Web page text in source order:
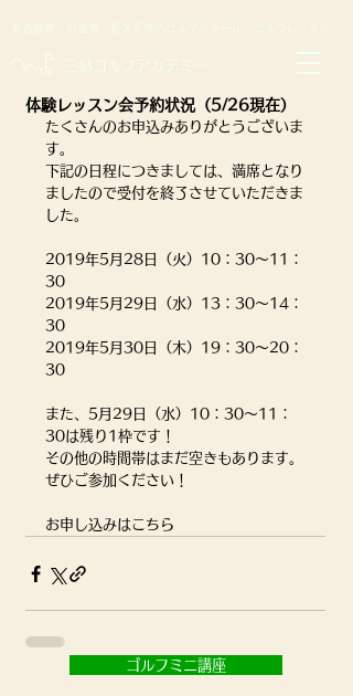
​三好ゴルフアカデミー
体験レッスン会予約状況（5/26現在）
たくさんのお申込みありがとうございま
す。
下記の日程につきましては、満席となり
ましたので受付を終了させていただきま
した。
2019年5月28日（火）10：30～11：
30
2019年5月29日（水）13：30～14：
30
2019年5月30日（木）19：30～20：
30
また、5月29日（水）10：30～11：
30は残り1枠です！
その他の時間帯はまだ空きもあります。
ぜひご参加ください！
お申し込みはこちら
ゴルフミニ講座